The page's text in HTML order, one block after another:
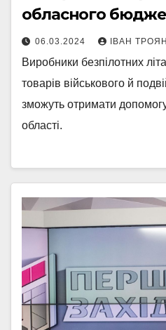
обласного
06.03.2024 ІВАН ТРОЯН
Виробники безпілотних
товарів військового й
зможуть отримати
області.